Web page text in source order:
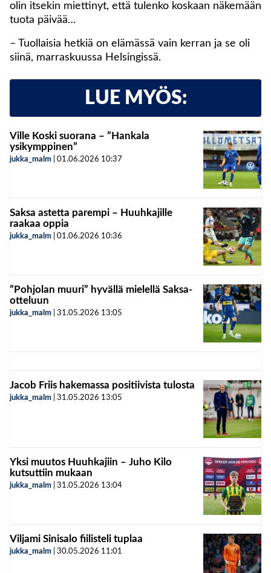
olin itsekin miettinyt, että tulenko koskaan näkemään
tuota päivää…
– Tuollaisia hetkiä on elämässä vain kerran ja se oli
siinä, marraskuussa Helsingissä.
LUE MYÖS:
Ville Koski suorana – ”Hankala
ysikymppinen”
jukka_malm 01.06.2026 10:37
Saksa astetta parempi – Huuhkajille
raakaa oppia
jukka_malm 01.06.2026 10:36
”Pohjolan muuri” hyvällä mielellä Saksa-
otteluun
jukka_malm 31.05.2026 13:05
Jacob Friis hakemassa positiivista tulosta
jukka_malm 31.05.2026 13:05
Yksi muutos Huuhkajiin – Juho Kilo
kutsuttiin mukaan
jukka_malm 31.05.2026 13:04
Viljami Sinisalo fiilisteli tuplaa
jukka_malm 30.05.2026 11:01